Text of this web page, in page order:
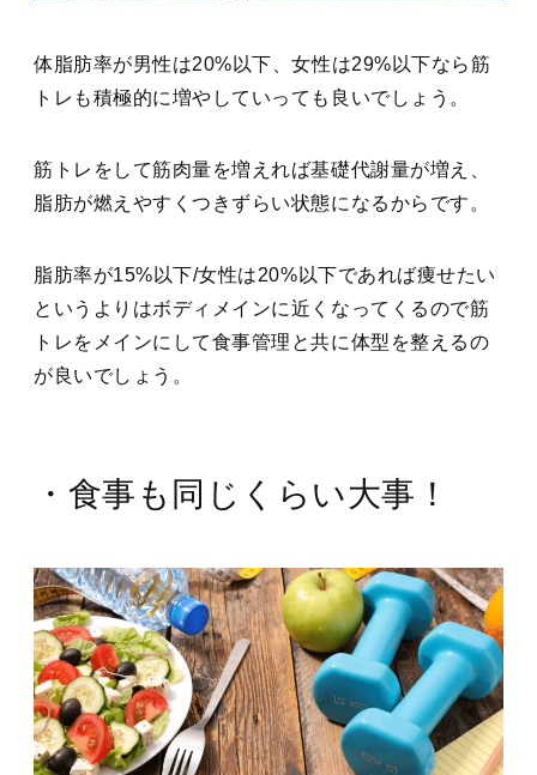
体脂肪率が男性は20%以下、女性は29%以下なら筋
トレも積極的に増やしていっても良いでしょう。
筋トレをして筋肉量を増えれば基礎代謝量が増え、
脂肪が燃えやすくつきずらい状態になるからです。
脂肪率が15%以下/女性は20%以下であれば痩せたい
というよりはボディメインに近くなってくるので筋
トレをメインにして食事管理と共に体型を整えるの
が良いでしょう。
・食事も同じくらい大事！